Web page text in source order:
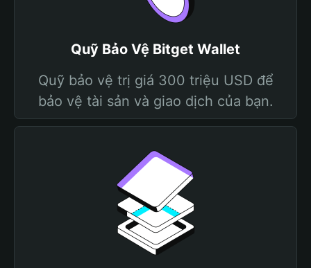
Quỹ Bảo Vệ Bitget Wallet
Quỹ bảo vệ trị giá 300 triệu USD để
bảo vệ tài sản và giao dịch của bạn.